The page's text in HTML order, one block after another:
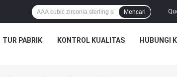
Mencari
TUR PABRIK KONTROL KUALITAS HUBUNGI